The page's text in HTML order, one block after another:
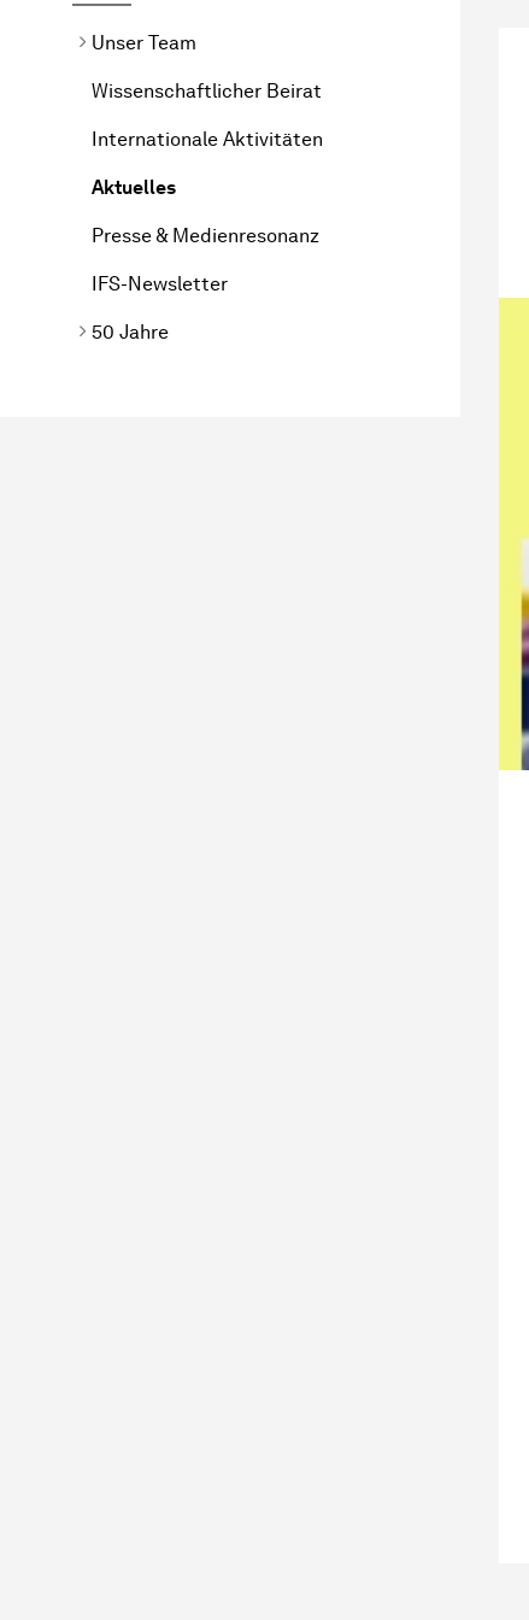
Unser Team
Wissenschaftlicher Beirat
Internationale Aktivitäten
Aktuelles
Presse & Medienresonanz
IFS-Newsletter
50 Jahre